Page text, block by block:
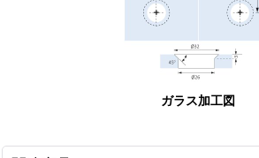
ガラス加工図